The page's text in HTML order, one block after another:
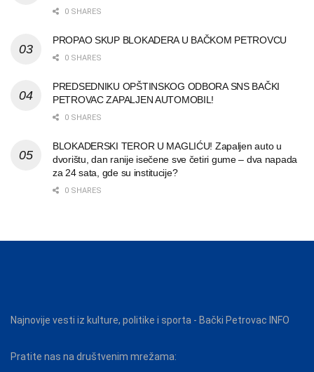
0 SHARES
PROPAO SKUP BLOKADERA U BAČKOM PETROVCU
0 SHARES
PREDSEDNIKU OPŠTINSKOG ODBORA SNS BAČKI
PETROVAC ZAPALJEN AUTOMOBIL!
0 SHARES
BLOKADERSKI TEROR U MAGLIĆU! Zapaljen auto u
dvorištu, dan ranije isečene sve četiri gume – dva napada
za 24 sata, gde su institucije?
0 SHARES
Najnovije vesti iz kulture, politike i sporta - Bački Petrovac INFO
Pratite nas na društvenim mrežama: